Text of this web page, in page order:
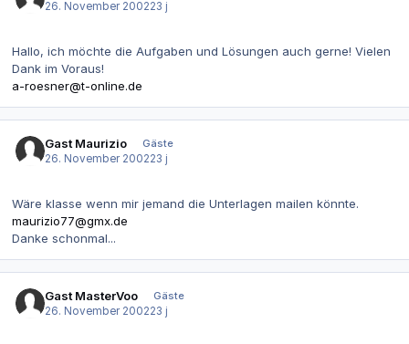
26. November 200223 j
Hallo, ich möchte die Aufgaben und Lösungen auch gerne! Vielen
Dank im Voraus!
a-roesner@t-online.de
Gast Maurizio
Gäste
26. November 200223 j
Wäre klasse wenn mir jemand die Unterlagen mailen könnte.
maurizio77@gmx.de
Danke schonmal...
Gast MasterVoo
Gäste
26. November 200223 j